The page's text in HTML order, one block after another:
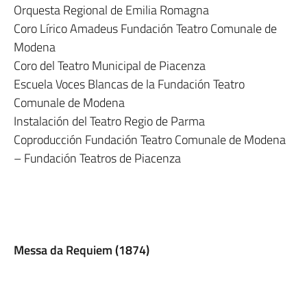
Orquesta Regional de Emilia Romagna
Coro Lírico Amadeus Fundación Teatro Comunale de
Modena
Coro del Teatro Municipal de Piacenza
Escuela Voces Blancas de la Fundación Teatro
Comunale de Modena
Instalación del Teatro Regio de Parma
Coproducción Fundación Teatro Comunale de Modena
– Fundación Teatros de Piacenza
Messa da Requiem (1874)